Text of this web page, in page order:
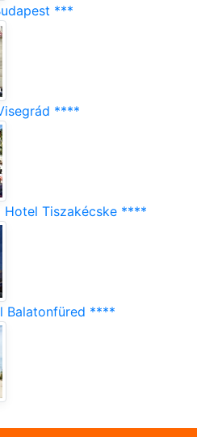
***
****
Tiszakécske ****
Balatonfüred ****